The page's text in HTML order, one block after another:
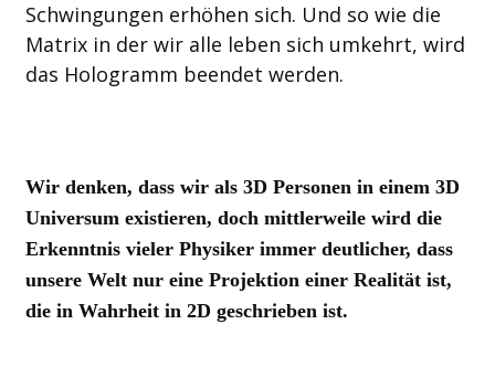
Schwingungen erhöhen sich. Und so wie die
Matrix in der wir alle leben sich umkehrt, wird
das Hologramm beendet werden.
Wir denken, dass wir als 3D Personen in einem 3D
Universum existieren, doch mittlerweile wird die
Erkenntnis vieler Physiker immer deutlicher, dass
unsere Welt nur eine Projektion einer Realität ist,
die in Wahrheit in 2D geschrieben ist.